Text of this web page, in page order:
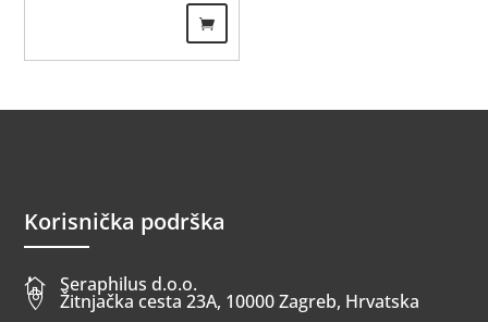
Korisnička podrška
 Seraphilus d.o.o.
 Žitnjačka cesta 23A, 10000 Zagreb, Hrvatska